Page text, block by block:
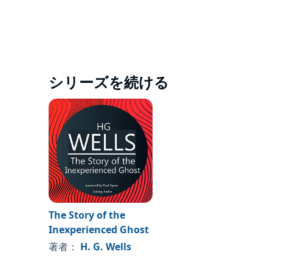
シリーズを続ける
The Story of the
Inexperienced Ghost
著者： H. G. Wells